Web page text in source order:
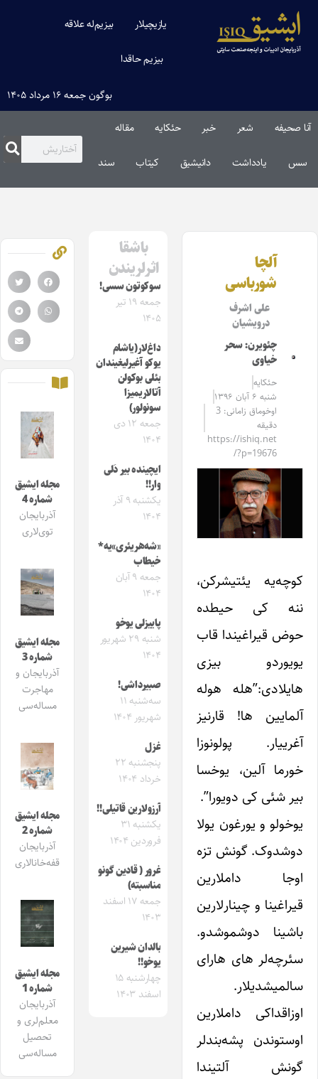
یازیچیلار بیزیم‌له علاقه
بیزیم حاقدا
بوگون جمعه ۱۶ مرداد ۱۴۰۵
آنا صحیفه شعر خبر حئکایه مقاله‌
سس یادداشت دانیشیق کیتاب سند
آلچا
شورباسی
علی اشرف
درویشیان
چئویرن: سحر
خیاوی
حئکایه
شنبه ۶ آبان ۱۳۹۶
اوخوماق زامانی: 3
دقیقه
https://ishiq.net
/?p=19676
کوچه‌یه یئتیشرکن،
ننه کی حیطده
حوض قیراغیندا قاب
یویوردو بیزی
هایلادی:”هله هوله
آلمایین ها! قارنیز
آغرییار. پولونوزا
خورما آلین، یوخسا
بیر شئی کی دویورا”.
یوخولو و یورغون یولا
دوشدوک. گونش تزه
اوجا داملارین
قیراغینا و چینارلارین
باشینا دوشموشدو.
سئرچه‌لر های هارای
سالمیشدیلار.
اوزاقداکی داملارین
اوستوندن پشه‌بندلر
گونش آلتیندا
باشقا
اثرلریندن
سوکوتون سسی!
جمعه ۱۹ تیر
۱۴۰۵
داغ‌لار(یاشام
یوکو آغیرلیغیندان
بئلی بوکولن
آتالاریمیزا
سونولور)
جمعه ۱۲ دی
۱۴۰۴
ایچینده بیر دَلی
وار!!
یکشنبه ۹ آذر
۱۴۰۴
«شه‌هر‌یئری»‌یه*
خیطاب
جمعه ۹ آبان
۱۴۰۴
پاییزلی یوخو
شنبه ۲۹ شهریور
۱۴۰۴
صبیرداشی!
سه‌شنبه ۱۱
شهریور ۱۴۰۴
غزل
پنجشنبه ۲۲
خرداد ۱۴۰۴
آرزولارین قاتیلی!!
یکشنبه ۳۱
فروردین ۱۴۰۴
غرور ( قادین گونو
مناسبته)
جمعه ۱۷ اسفند
۱۴۰۳
بالدان شیرین
یوخو!!
چهارشنبه ۱۵
اسفند ۱۴۰۳
مجله ایشیق
شماره 4
آذربایجان
توی‌لاری
مجله ایشیق
شماره 3
آذربایجان و
مهاجرت
مساله‌سی
مجله ایشیق
شماره 2
آذربایجان
قفه‌خانالاری
مجله ایشیق
شماره 1
آذربایجان
معلم‌لری و
تحصیل
مساله‌سی